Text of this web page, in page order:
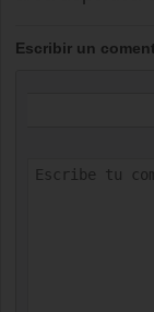
Escribir un